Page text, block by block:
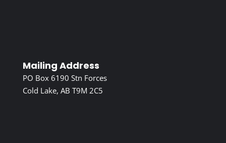
Mailing Address
PO Box 6190 Stn Forces
Cold Lake, AB T9M 2C5